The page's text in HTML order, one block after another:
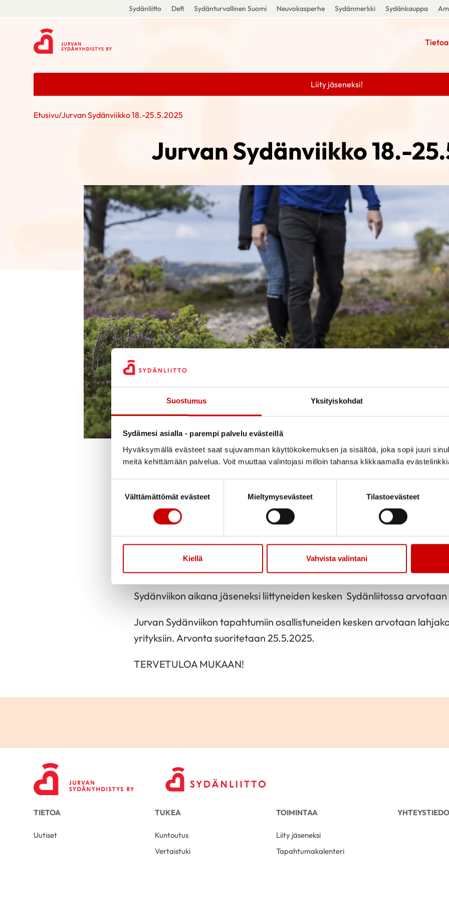
Suostumus Yksityiskohdat
Sydämesi asialla - parempi palvelu evästeillä
Hyväksymällä evästeet saat sujuvamman käyttökokemuksen ja sisältöä, joka sopii juuri
meitä kehittämään palvelua. Voit muuttaa valintojasi milloin tahansa klikkaamalla
Välttämättömät evästeet
Mieltymysevästeet Tilastoevästeet
Kiellä Vahvista valintani
Sydänliitto Defi Sydänturvallinen Suomi Neuvokasperhe Sydänmerkki Sydänkauppa
Tietoa
Liity jäseneksi!
Etusivu/Jurvan Sydänviikko 18.-25.5.2025
Jurvan Sydänviikko 18.-
Julkaistu 13.5.2025 Jaa sivu Jaa Whatsapp
Jaa
Valtakunnallisen Sydänviikon teema on tänä vuonna Yhdessä liikkuen
Sydänviikkoa vietetään su 18.5.-su 25.5.2025 välisellä ajalla.
Klikkaa tästä linkistä Jurvan Sydänviikon monipuoliseen
Tule mukaan Jurvan sydänviikon ohjelmaan
Sydänviikon aikana jäseneksi liittyneiden kesken Sydänliitossa
Jurvan Sydänviikon tapahtumiin osallistuneiden kesken arvotaan
yrityksiin. Arvonta suoritetaan 25.5.2025.
TERVETULOA MUKAAN!
TIETOA
Uutiset
TUKEA
Kuntoutus
Vertaistuki
TOIMINTAA
Liity jäseneksi
Tapahtumakalenteri